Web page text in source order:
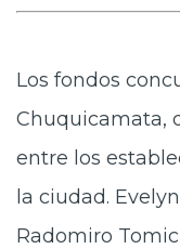
Los fondos
Chuquicamata,
entre los
la ciudad.
Radomiro